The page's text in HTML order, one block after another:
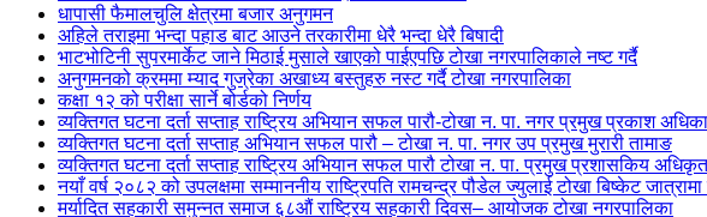
धापासी फैमालचुलि क्षेत्रमा बजार अनुगमन
अहिले तराइमा भन्दा पहाड बाट आउने तरकारीमा धेरै भन्दा धेरै बिषादी
भाटभोटिनी सुपरमार्केट जाने मिठाई मुसाले खाएको पाईएपछि टोखा नगरपालिकाले नष्ट गर्दै
अनुगमनको क्रममा म्याद गुज्रेका अखाध्य बस्तुहरु नस्ट गर्दै टोखा नगरपालिका
कक्षा १२ को परीक्षा सार्ने बोर्डको निर्णय
व्यक्तिगत घटना दर्ता सप्ताह राष्ट्रिय अभियान सफल पारौ-टोखा न. पा. नगर प्रमुख प्रकाश
व्यक्तिगत घटना दर्ता सप्ताह अभियान सफल पारौ – टोखा न. पा. नगर उप प्रमुख मुरारी तामाङ
व्यक्तिगत घटना दर्ता सप्ताह राष्ट्रिय अभियान सफल पारौ टोखा न. पा. प्रमुख प्रशासकिय
नयाँ वर्ष २०८२ को उपलक्षमा सम्माननीय राष्ट्रिपति रामचन्द्र पौडेल ज्युलाई टोखा बिष्केट
मर्यादित सहकारी समुन्नत समाज ६८औं राष्ट्रिय सहकारी दिवस– आयोजक टोखा नगरपालिका